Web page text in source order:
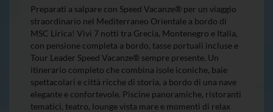
Preparati a salpare con Speed Vacanze® per un viaggio
straordinario nel Mediterraneo Orientale a bordo di
MSC Lirica! Vivi 7 notti tra Grecia, Montenegro e Italia,
con pensione completa a bordo, tasse portuali incluse e
Tour Leader Speed Vacanze® sempre presente. Un
itinerario completo che combina isole iconiche, baie
spettacolari e città ricche di storia, a bordo di una nave
elegante e confortevole. Piscine panoramiche, ristoranti
tematici, teatro, lounge vista mare e momenti di relax